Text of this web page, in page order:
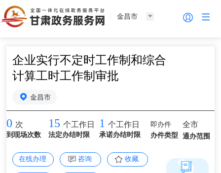
金昌市
企业实行不定时工作制和综合
计算工时工作制审批
金昌市
0 次
到现场次数
15 个工作日
法定办结时限
1 个工作日
承诺办结时限
即办件
办件类型
全市
通办范围
在线办理 咨询 收藏